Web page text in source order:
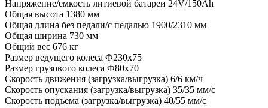
Напряжение/емкость литиевой батареи 24V/150Ah
Общая высота 1380 мм
Общая длина без педали/с педалью 1900/2310 мм
Общая ширина 730 мм
Общий вес 676 кг
Размер ведущего колеса Ф230х75
Размер грузового колеса Ф80x70
Скорость движения (загрузка/выгрузка) 6/6 км/ч
Скорость опускания (загрузка/выгрузка) 35/35 мм/с
Скорость подъема (загрузка/выгрузка) 40/55 мм/с